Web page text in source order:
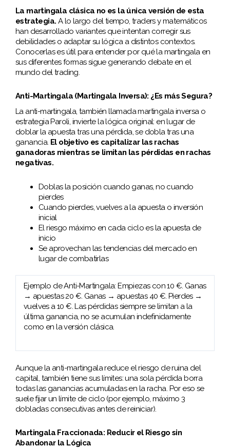
La martingala clásica no es la única versión de esta
estrategia. A lo largo del tiempo, traders y matemáticos
han desarrollado variantes que intentan corregir sus
debilidades o adaptar su lógica a distintos contextos.
Conocerlas es útil para entender por qué la martingala en
sus diferentes formas sigue generando debate en el
mundo del trading.
Anti-Martingala (Martingala Inversa): ¿Es más Segura?
La anti-martingala, también llamada martingala inversa o
estrategia Paroli, invierte la lógica original: en lugar de
doblar la apuesta tras una pérdida, se dobla tras una
ganancia. El objetivo es capitalizar las rachas
ganadoras mientras se limitan las pérdidas en rachas
negativas.
Doblas la posición cuando ganas, no cuando
pierdes
Cuando pierdes, vuelves a la apuesta o inversión
inicial
El riesgo máximo en cada ciclo es la apuesta de
inicio
Se aprovechan las tendencias del mercado en
lugar de combatirlas
Ejemplo de Anti-Martingala: Empiezas con 10 €. Ganas
→ apuestas 20 €. Ganas → apuestas 40 €. Pierdes →
vuelves a 10 €. Las pérdidas siempre se limitan a la
última ganancia, no se acumulan indefinidamente
como en la versión clásica.
Aunque la anti-martingala reduce el riesgo de ruina del
capital, también tiene sus límites: una sola pérdida borra
todas las ganancias acumuladas en la racha. Por eso se
suele fijar un límite de ciclo (por ejemplo, máximo 3
dobladas consecutivas antes de reiniciar).
Martingala Fraccionada: Reducir el Riesgo sin
Abandonar la Lógica